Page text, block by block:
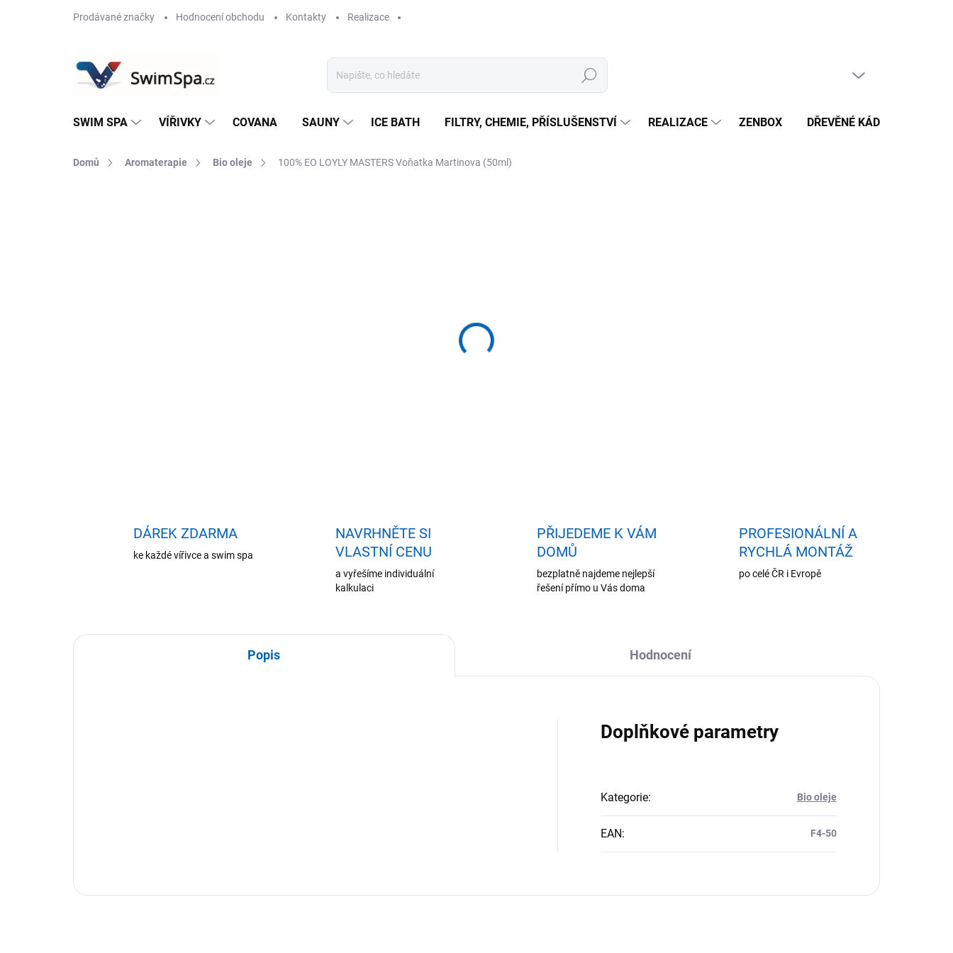
Prodávané značky Hodnocení obchodu Kontakty Realizace
Hledat
SWIM SPA VÍŘIVKY COVANA SAUNY ICE BATH FILTRY, CHEMIE, PŘÍSLUŠENSTVÍ REALIZACE ZENBOX DŘEVĚNÉ KÁDĚ
Domů Aromaterapie Bio oleje 100% EO LOYLY MASTERS Voňatka Martinova (50ml)
DÁREK ZDARMA
ke každé vířivce a swim spa
NAVRHNĚTE SI
VLASTNÍ CENU
a vyřešíme individuální
kalkulaci
PŘIJEDEME K VÁM
DOMŮ
bezplatně najdeme nejlepší
řešení přímo u Vás doma
PROFESIONÁLNÍ A
RYCHLÁ MONTÁŽ
po celé ČR i Evropě
Popis Hodnocení
Doplňkové parametry
Kategorie: Bio oleje
EAN: F4-50